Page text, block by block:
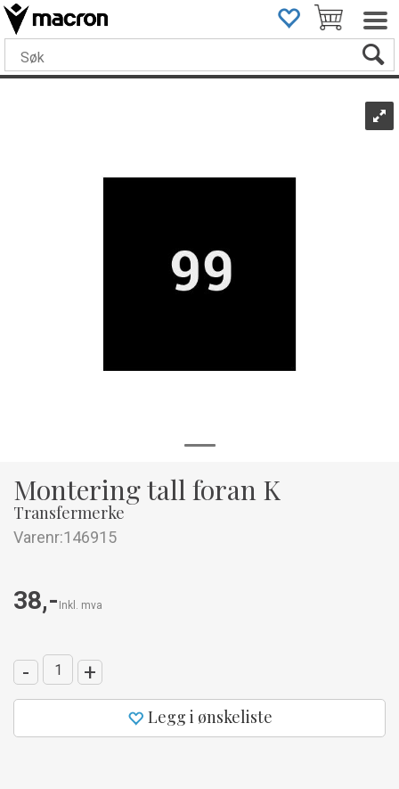
Montering tall foran K
Transfermerke
Varenr:146915
38,- Inkl. mva
- +
Legg i ønskeliste